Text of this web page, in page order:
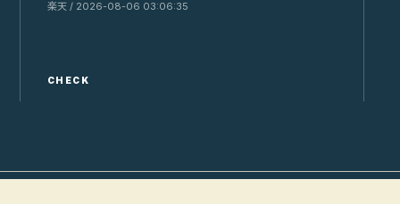
楽天 / 2026-08-06 03:06:35
CHECK